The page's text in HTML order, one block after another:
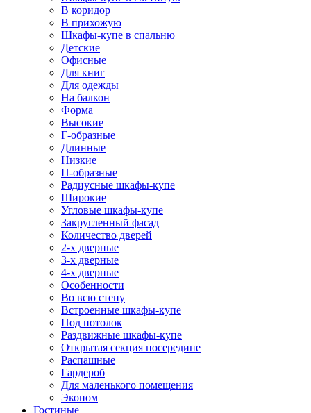
В коридор
В прихожую
Шкафы-купе в спальню
Детские
Офисные
Для книг
Для одежды
На балкон
Форма
Высокие
Г-образные
Длинные
Низкие
П-образные
Радиусные шкафы-купе
Широкие
Угловые шкафы-купе
Закругленный фасад
Количество дверей
2-х дверные
3-х дверные
4-х дверные
Особенности
Во всю стену
Встроенные шкафы-купе
Под потолок
Раздвижные шкафы-купе
Открытая секция посередине
Распашные
Гардероб
Для маленького помещения
Эконом
Гостиные